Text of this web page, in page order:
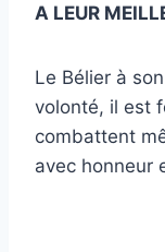
A LEUR
Le Bélier à
volonté, il est
combattent
avec honneur